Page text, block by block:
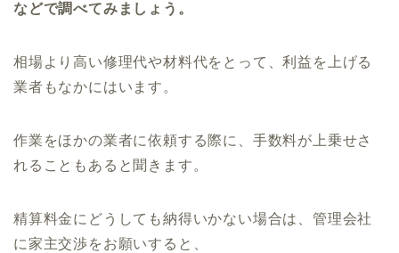
などで調べてみましょう。
相場より高い修理代や材料代をとって、利益を上げる
業者もなかにはいます。
作業をほかの業者に依頼する際に、手数料が上乗せさ
れることもあると聞きます。
精算料金にどうしても納得いかない場合は、管理会社
に家主交渉をお願いすると、